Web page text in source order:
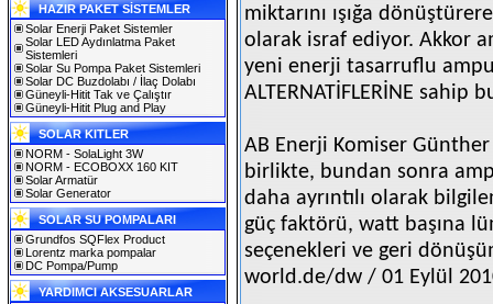
HAZIR PAKET SİSTEMLER
Solar Enerji Paket Sistemler
Solar LED Aydınlatma Paket
Sistemleri
Solar Su Pompa Paket Sistemleri
Solar DC Buzdolabı / İlaç Dolabı
Güneyli-Hitit Tak ve Çalıştır
Güneyli-Hitit Plug and Play
SOLAR KITLER
NORM - SolaLight 3W
NORM - ECOBOXX 160 KIT
Solar Armatür
Solar Generator
SOLAR SU POMPALARI
Grundfos SQFlex Product
Lorentz marka pompalar
DC Pompa/Pump
YARDIMCI AKSESUARLAR
miktarını ışığa
olarak israf ediyor. Akkor
yeni enerji tasarruflu
ALTERNATİFLERİNE sahip
AB Enerji Komiser
birlikte, bundan sonra
daha ayrıntılı olarak
güç faktörü, watt başına
seçenekleri ve geri
world.de/dw / 01 Eylül